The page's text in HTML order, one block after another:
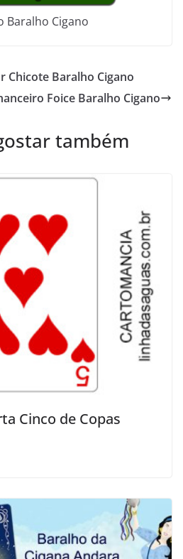
Baralho Cigano
Chicote Baralho Cigano
Foice Baralho Cigano
também
Cinco de Copas